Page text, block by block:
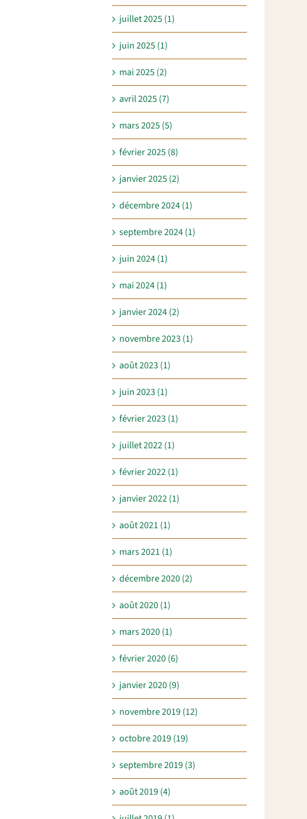
juillet 2025 (1)
juin 2025 (1)
mai 2025 (2)
avril 2025 (7)
mars 2025 (5)
février 2025 (8)
janvier 2025 (2)
décembre 2024 (1)
septembre 2024 (1)
juin 2024 (1)
mai 2024 (1)
janvier 2024 (2)
novembre 2023 (1)
août 2023 (1)
juin 2023 (1)
février 2023 (1)
juillet 2022 (1)
février 2022 (1)
janvier 2022 (1)
août 2021 (1)
mars 2021 (1)
décembre 2020 (2)
août 2020 (1)
mars 2020 (1)
février 2020 (6)
janvier 2020 (9)
novembre 2019 (12)
octobre 2019 (19)
septembre 2019 (3)
août 2019 (4)